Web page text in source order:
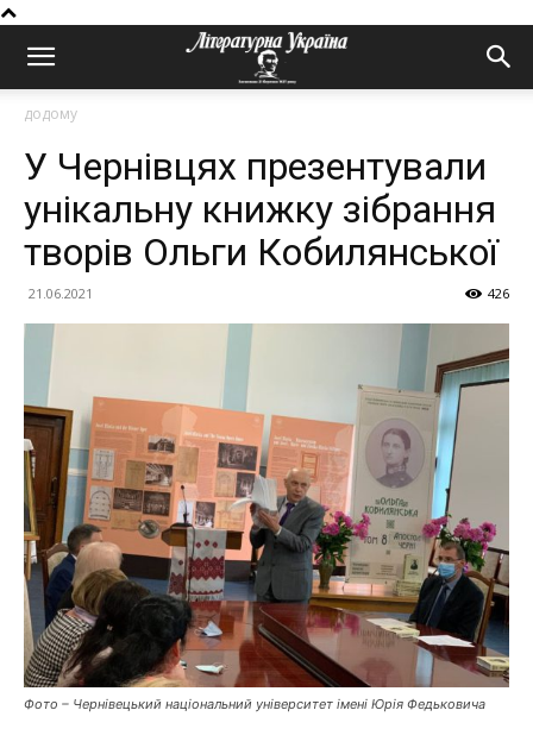
додому
У Чернівцях презентували
унікальну книжку зібрання
творів Ольги Кобилянської
21.06.2021 426
Фото – Чернівецький національний університет імені Юрія Федьковича